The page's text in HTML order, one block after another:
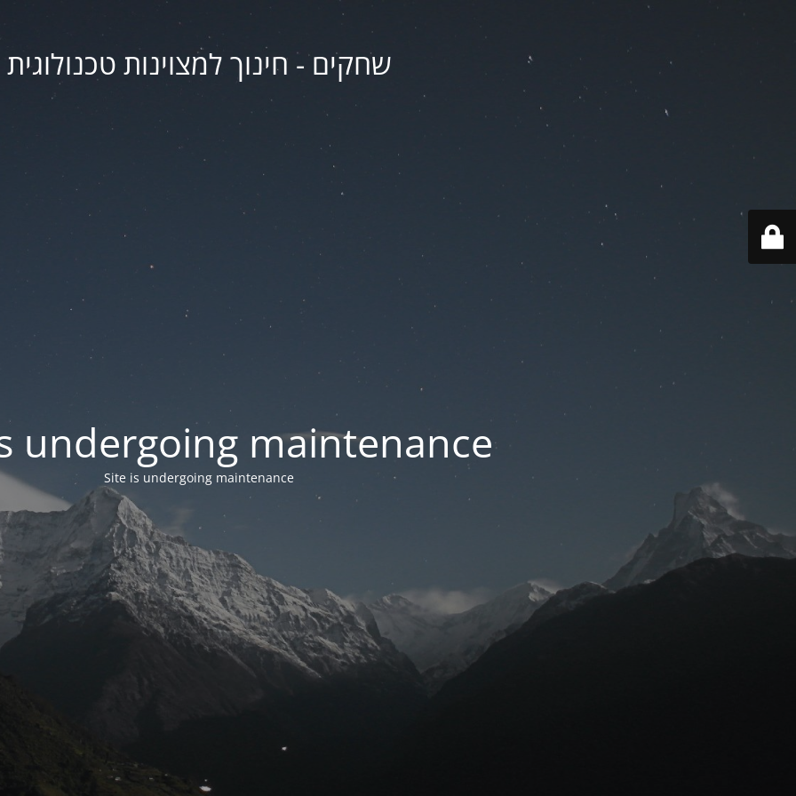
שחקים - חינוך למצוינות טכנולוגית
undergoing maintenance
Site is undergoing maintenance